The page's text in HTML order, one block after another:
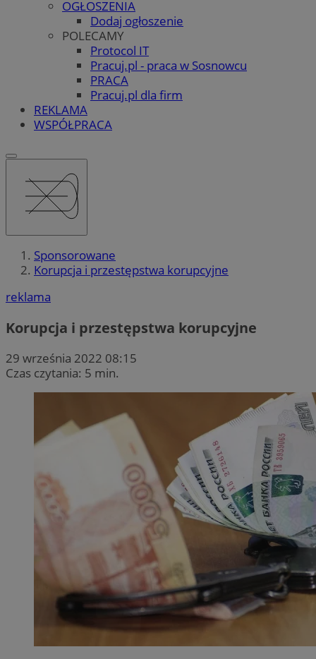
OGŁOSZENIA
Dodaj ogłoszenie
POLECAMY
Protocol IT
Pracuj.pl - praca w Sosnowcu
PRACA
Pracuj.pl dla firm
REKLAMA
WSPÓŁPRACA
Sponsorowane
Korupcja i przestępstwa korupcyjne
reklama
Korupcja i przestępstwa korupcyjne
29 września 2022 08:15
Czas czytania: 5 min.